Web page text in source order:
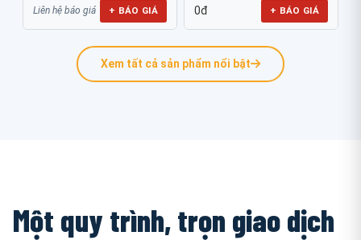
Liên hệ báo giá + BÁO GIÁ 0đ + BÁO GIÁ
Xem tất cả sản phẩm nổi bật
Một quy trình, trọn giao dịch